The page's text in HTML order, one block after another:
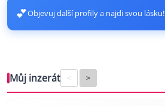
💕Objevuj další profily a najdi svou lásku!
Můj inzerát < >